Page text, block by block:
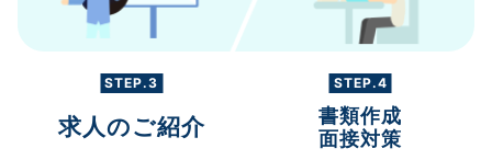
STEP.3
求人のご紹介
STEP.4
書類作成
面接対策